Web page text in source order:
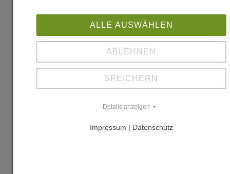
Abenteuerpark
Am Klötzenen
Forst
88090
Bodenseekreis
ALLE AUSWÄHLEN
ABLEHNEN
SPEICHERN
Details anzeigen
Impressum | Datenschutz